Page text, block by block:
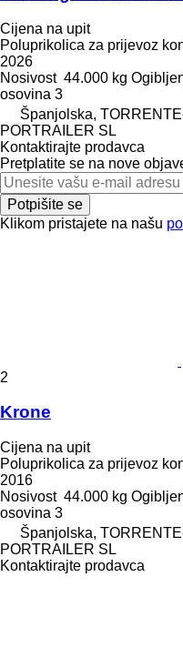
Cijena na upit
Poluprikolica za prijevoz
2026
Nosivost 44.000 kg
osovina 3
Španjolska,
PORTRAILER SL
Kontaktirajte prodavca
Pretplatite se na nove
Potpišite se
Klikom pristajete na našu
2
Krone
Cijena na upit
Poluprikolica za prijevoz
2016
Nosivost 44.000 kg
osovina 3
Španjolska,
PORTRAILER SL
Kontaktirajte prodavca